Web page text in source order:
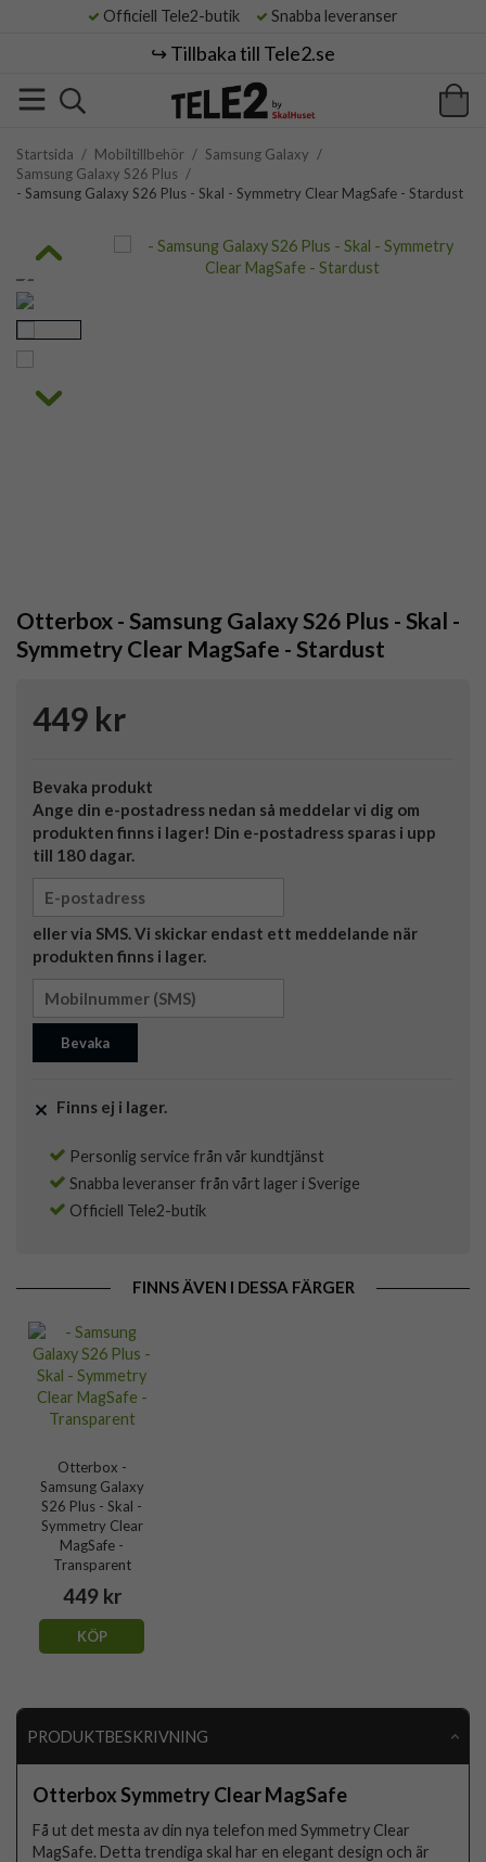
Officiell Tele2-butik Snabba leveranser
↪️ Tillbaka till Tele2.se
Startsida / Mobiltillbehör / Samsung Galaxy /
Samsung Galaxy S26 Plus /
- Samsung Galaxy S26 Plus - Skal - Symmetry Clear MagSafe - Stardust
Otterbox - Samsung Galaxy S26 Plus - Skal -
Symmetry Clear MagSafe - Stardust
449 kr
Bevaka produkt
Ange din e-postadress nedan så meddelar vi dig om
produkten finns i lager! Din e-postadress sparas i upp
till 180 dagar.
eller via SMS. Vi skickar endast ett meddelande när
produkten finns i lager.
Bevaka
Finns ej i lager.
Personlig service från vår kundtjänst
Snabba leveranser från vårt lager i Sverige
Officiell Tele2-butik
FINNS ÄVEN I DESSA FÄRGER
Otterbox -
Samsung Galaxy
S26 Plus - Skal -
Symmetry Clear
MagSafe -
Transparent
449 kr
KÖP
PRODUKTBESKRIVNING
Otterbox Symmetry Clear MagSafe
Få ut det mesta av din nya telefon med Symmetry Clear
MagSafe. Detta trendiga skal har en elegant design och är